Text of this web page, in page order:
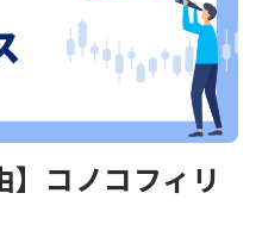
】コノコフィリ